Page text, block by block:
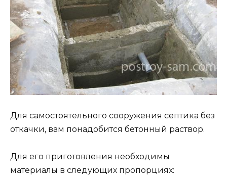
Для самостоятельного сооружения септика без
откачки, вам понадобится бетонный раствор.
Для его приготовления необходимы
материалы в следующих пропорциях: